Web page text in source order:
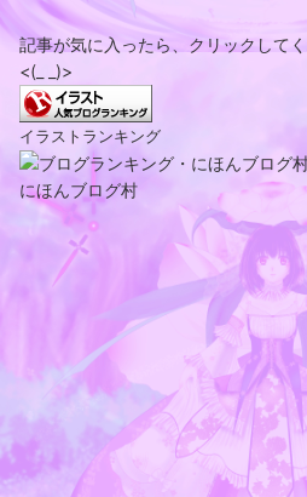
記事が気に入ったら、クリックして
<(_ _)>
イラストランキング
にほんブログ村